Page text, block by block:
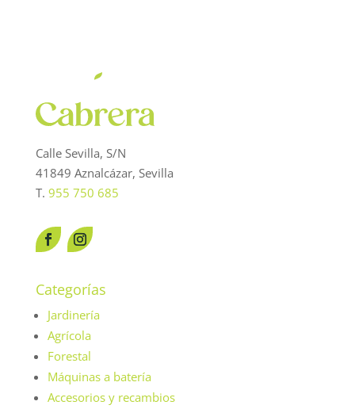
Calle Sevilla, S/N
41849 Aznalcázar, Sevilla
T. 955 750 685
Categorías
Jardinería
Agrícola
Forestal
Máquinas a batería
Accesorios y recambios